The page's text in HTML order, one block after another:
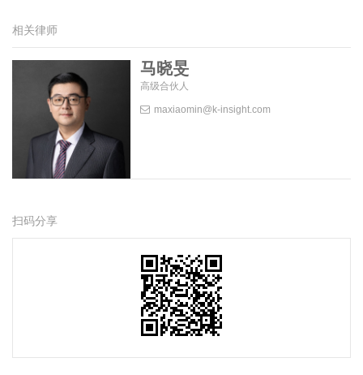
相关律师
马晓旻
高级合伙人
maxiaomin@k-insight.com
扫码分享